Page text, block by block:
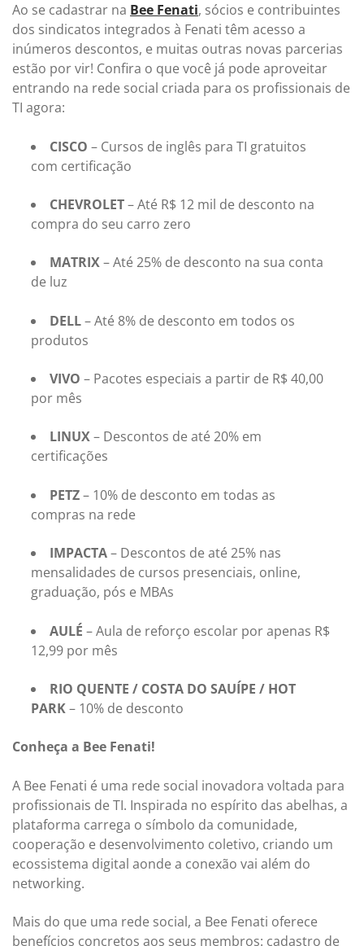
Ao se cadastrar na Bee Fenati, sócios e contribuintes
dos sindicatos integrados à Fenati têm acesso a
inúmeros descontos, e muitas outras novas parcerias
estão por vir! Confira o que você já pode aproveitar
entrando na rede social criada para os profissionais de
TI agora:
CISCO – Cursos de inglês para TI gratuitos
com certificação
CHEVROLET– Até R$ 12 mil de desconto na
compra do seu carro zero
MATRIX– Até 25% de desconto na sua conta
de luz
DELL– Até 8% de desconto em todos os
produtos
VIVO – Pacotes especiais a partir de R$ 40,00
por mês
LINUX– Descontos de até 20% em
certificações
PETZ– 10% de desconto em todas as
compras na rede
IMPACTA– Descontos de até 25% nas
mensalidades de cursos presenciais, online,
graduação, pós e MBAs
AULÉ – Aula de reforço escolar por apenas R$
12,99 por mês
RIO QUENTE / COSTA DO SAUÍPE / HOT
PARK– 10% de desconto
Conheça a Bee Fenati!
A Bee Fenati é uma rede social inovadora voltada para
profissionais de TI. Inspirada no espírito das abelhas, a
plataforma carrega o símbolo da comunidade,
cooperação e desenvolvimento coletivo, criando um
ecossistema digital aonde a conexão vai além do
networking.
Mais do que uma rede social, a Bee Fenati oferece
benefícios concretos aos seus membros: cadastro de